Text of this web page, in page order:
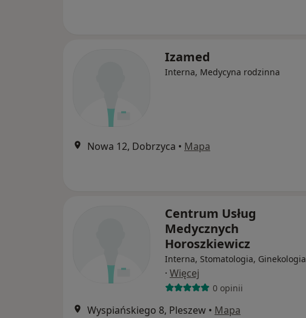
Izamed
Interna, Medycyna rodzinna
Nowa 12, Dobrzyca • Mapa
Centrum Usług
Medycznych
Horoszkiewicz
Interna, Stomatologia, Ginekologia
· Więcej
0 opinii
Wyspiańskiego 8, Pleszew • Mapa